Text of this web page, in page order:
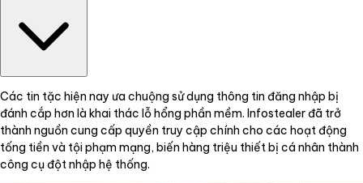
Các tin tặc hiện nay ưa chuộng sử dụng thông tin đăng nhập bị
đánh cắp hơn là khai thác lỗ hổng phần mềm. Infostealer đã trở
thành nguồn cung cấp quyền truy cập chính cho các hoạt động
tống tiền và tội phạm mạng, biến hàng triệu thiết bị cá nhân thành
công cụ đột nhập hệ thống.